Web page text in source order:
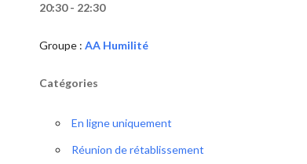
20:30 - 22:30
Groupe : AA Humilité
Catégories
En ligne uniquement
Réunion de rétablissement